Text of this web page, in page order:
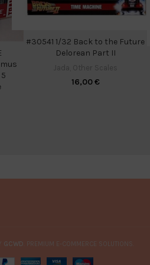
#30541 1/32 Back to the Future
Delorean Part II
16,00€
GCWD . PREMIUM E-COMMERCE SOLUTIONS.